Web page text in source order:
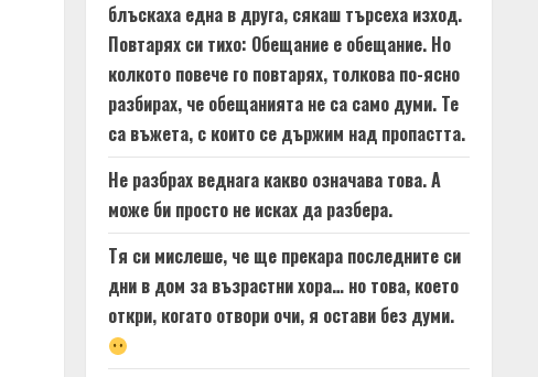
блъскаха една в друга, сякаш търсеха изход.
Повтарях си тихо: Обещание е обещание. Но
колкото повече го повтарях, толкова по-ясно
разбирах, че обещанията не са само думи. Те
са въжета, с които се държим над пропастта.
Не разбрах веднага какво означава това. А
може би просто не исках да разбера.
Тя си мислеше, че ще прекара последните си
дни в дом за възрастни хора… но това, което
откри, когато отвори очи, я остави без думи.